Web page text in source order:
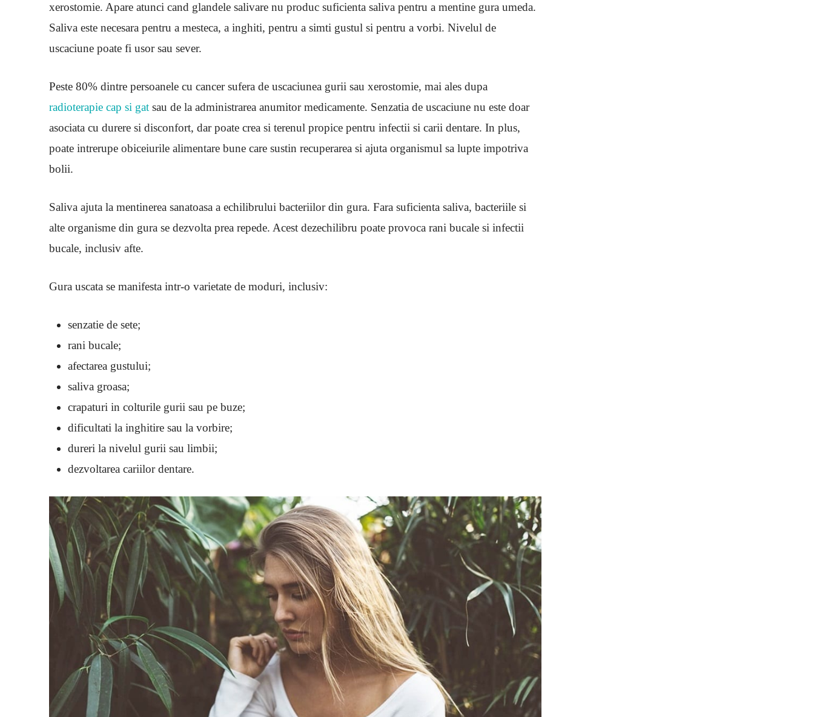
xerostomie. Apare atunci cand glandele salivare nu produc suficienta saliva pentru a mentine gura umeda.
Saliva este necesara pentru a mesteca, a inghiti, pentru a simti gustul si pentru a vorbi. Nivelul de
uscaciune poate fi usor sau sever.
Peste 80% dintre persoanele cu cancer sufera de uscaciunea gurii sau xerostomie, mai ales dupa
radioterapie cap si gatsau de la administrarea anumitor medicamente. Senzatia de uscaciune nu este doar
asociata cu durere si disconfort, dar poate crea si terenul propice pentru infectii si carii dentare. In plus,
poate intrerupe obiceiurile alimentare bune care sustin recuperarea si ajuta organismul sa lupte impotriva
bolii.
Saliva ajuta la mentinerea sanatoasa a echilibrului bacteriilor din gura. Fara suficienta saliva, bacteriile si
alte organisme din gura se dezvolta prea repede. Acest dezechilibru poate provoca rani bucale si infectii
bucale, inclusiv afte.
Gura uscata se manifesta intr-o varietate de moduri, inclusiv:
senzatie de sete;
rani bucale;
afectarea gustului;
saliva groasa;
crapaturi in colturile gurii sau pe buze;
dificultati la inghitire sau la vorbire;
dureri la nivelul gurii sau limbii;
dezvoltarea cariilor dentare.